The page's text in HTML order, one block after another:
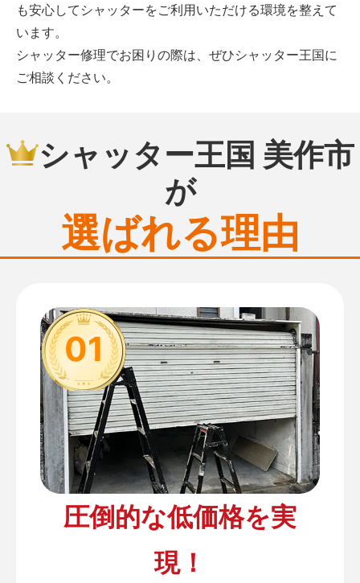
も安心してシャッターをご利用いただける環境を整えて
います。
シャッター修理でお困りの際は、ぜひシャッター王国に
ご相談ください。
シャッター王国 美作市
が
選ばれる理由
01
圧倒的な低価格を実
現！